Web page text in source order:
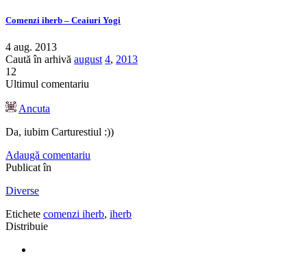
Comenzi iherb – Ceaiuri Yogi
4 aug. 2013
Caută în arhivă august 4, 2013
12
Ultimul comentariu
Ancuta
Da, iubim Carturestiul :))
Adaugă comentariu
Publicat în
Diverse
Etichete comenzi iherb, iherb
Distribuie